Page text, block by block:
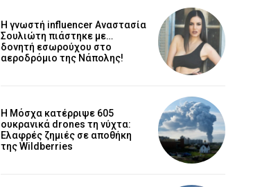
Η γνωστή influencer Αναστασία
Σουλιώτη πιάστηκε με…
δονητή εσωρούχου στο
αεροδρόμιο της Νάπολης!
Η Μόσχα κατέρριψε 605
ουκρανικά drones τη νύχτα:
Ελαφρές ζημιές σε αποθήκη
της Wildberries